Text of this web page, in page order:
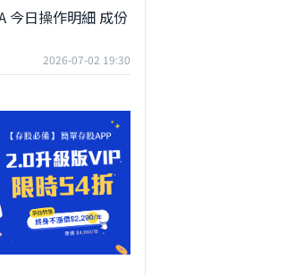
今日操作明細 成份
2026-07-02 19:30